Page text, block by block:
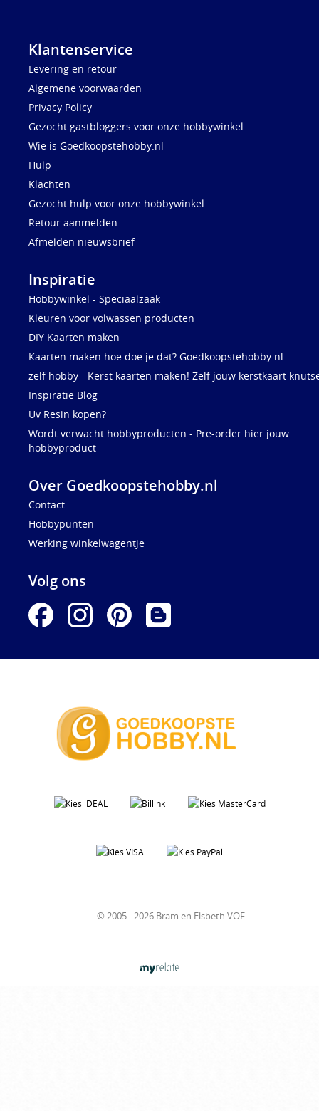
Klantenservice
Levering en retour
Algemene voorwaarden
Privacy Policy
Gezocht gastbloggers voor onze hobbywinkel
Wie is Goedkoopstehobby.nl
Hulp
Klachten
Gezocht hulp voor onze hobbywinkel
Retour aanmelden
Afmelden nieuwsbrief
Inspiratie
Hobbywinkel - Speciaalzaak
Kleuren voor volwassen producten
DIY Kaarten maken
Kaarten maken hoe doe je dat? Goedkoopstehobby.nl
zelf hobby - Kerst kaarten maken! Zelf jouw kerstkaart
Inspiratie Blog
Uv Resin kopen?
Wordt verwacht hobbyproducten - Pre-order hier jouw
hobbyproduct
Over Goedkoopstehobby.nl
Contact
Hobbypunten
Werking winkelwagentje
Volg ons
© 2005 - 2026 Bram en Elsbeth VOF